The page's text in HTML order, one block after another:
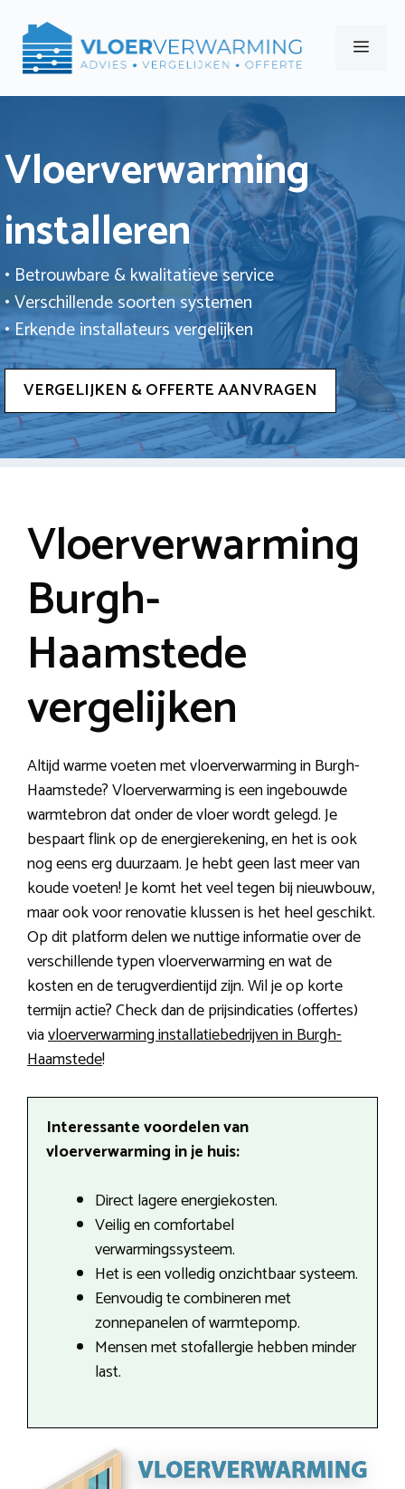
naar
Menu
Vloerverwarming
installeren
• Betrouwbare & kwalitatieve service
• Verschillende soorten systemen
• Erkende installateurs vergelijken
VERGELIJKEN & OFFERTE AANVRAGEN
Vloerverwarming
Burgh-
Haamstede
vergelijken
Altijd warme voeten met vloerverwarming in Burgh-
Haamstede? Vloerverwarming is een ingebouwde
warmtebron dat onder de vloer wordt gelegd. Je
bespaart flink op de energierekening, en het is ook
nog eens erg duurzaam. Je hebt geen last meer van
koude voeten! Je komt het veel tegen bij nieuwbouw,
maar ook voor renovatie klussen is het heel geschikt.
Op dit platform delen we nuttige informatie over de
verschillende typen vloerverwarming en wat de
kosten en de terugverdientijd zijn. Wil je op korte
termijn actie? Check dan de prijsindicaties (offertes)
viavloerverwarming installatiebedrijven in Burgh-
Haamstede!
Interessante voordelen van
vloerverwarming in je huis:
Direct lagere energiekosten.
Veilig en comfortabel
verwarmingssysteem.
Het is een volledig onzichtbaar systeem.
Eenvoudig te combineren met
zonnepanelen of warmtepomp.
Mensen met stofallergie hebben minder
last.